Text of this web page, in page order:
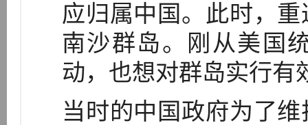
应归属中国。此时，
南沙群岛。刚从美国
动，也想对群岛实行有
当时的中国政府为了